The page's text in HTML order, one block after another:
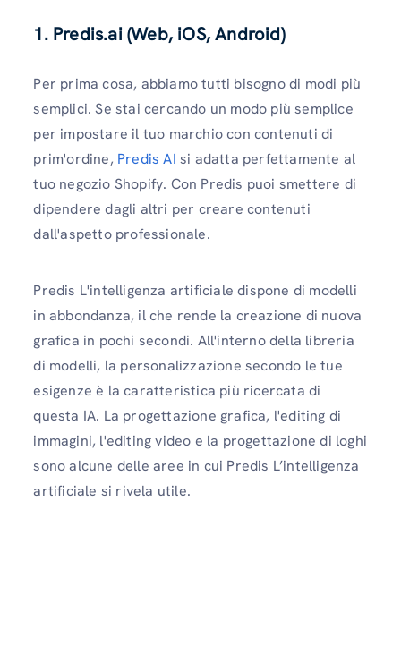
1. Predis.ai (Web, iOS, Android)
Per prima cosa, abbiamo tutti bisogno di modi più
semplici. Se stai cercando un modo più semplice
per impostare il tuo marchio con contenuti di
prim'ordine, Predis AI si adatta perfettamente al
tuo negozio Shopify. Con Predis puoi smettere di
dipendere dagli altri per creare contenuti
dall'aspetto professionale.
Predis L'intelligenza artificiale dispone di modelli
in abbondanza, il che rende la creazione di nuova
grafica in pochi secondi. All'interno della libreria
di modelli, la personalizzazione secondo le tue
esigenze è la caratteristica più ricercata di
questa IA. La progettazione grafica, l'editing di
immagini, l'editing video e la progettazione di loghi
sono alcune delle aree in cui Predis L’intelligenza
artificiale si rivela utile.